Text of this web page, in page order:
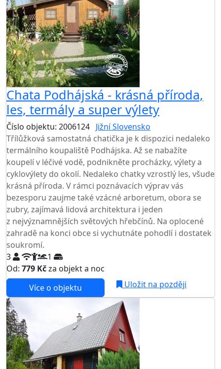
Chata Podhájská - krásná příroda,
les, termály a super výlety
Číslo objektu: 2006124 Jižní Slovensko
Třílůžková samostatná chatička je k dispozici nedaleko
termálního koupaliště Podhájska. Až se nabažíte
koupelí v léčivé vodě, podnikněte procházky, výlety a
cyklovýlety do okolí. Nedaleko chatky vzrostlý les, všude
krásná příroda. V rámci poznávacích výprav vás
bezesporu zaujme také vzácné arboretum, obora se
zubry, zajímavá lidová architektura i jeden
z nejvýznamnějších světových hřebčínů. Na oplocené
zahradě na konci obce si vychutnáte pohodlí i dostatek
soukromí.
3
1
Od: 779 Kčza objekt a noc
Více o objektu
Uložit na později